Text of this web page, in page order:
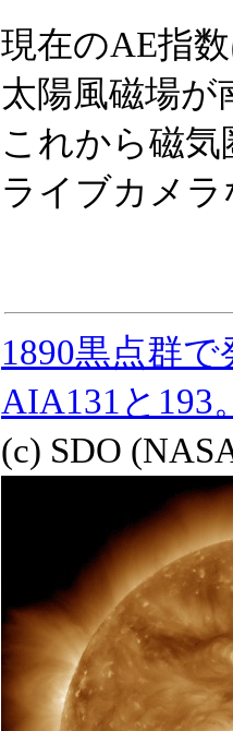
現在のAE指
太陽風磁場が
これから磁
ライブカメ
1890黒点群
AIA131と193。
(c) SDO